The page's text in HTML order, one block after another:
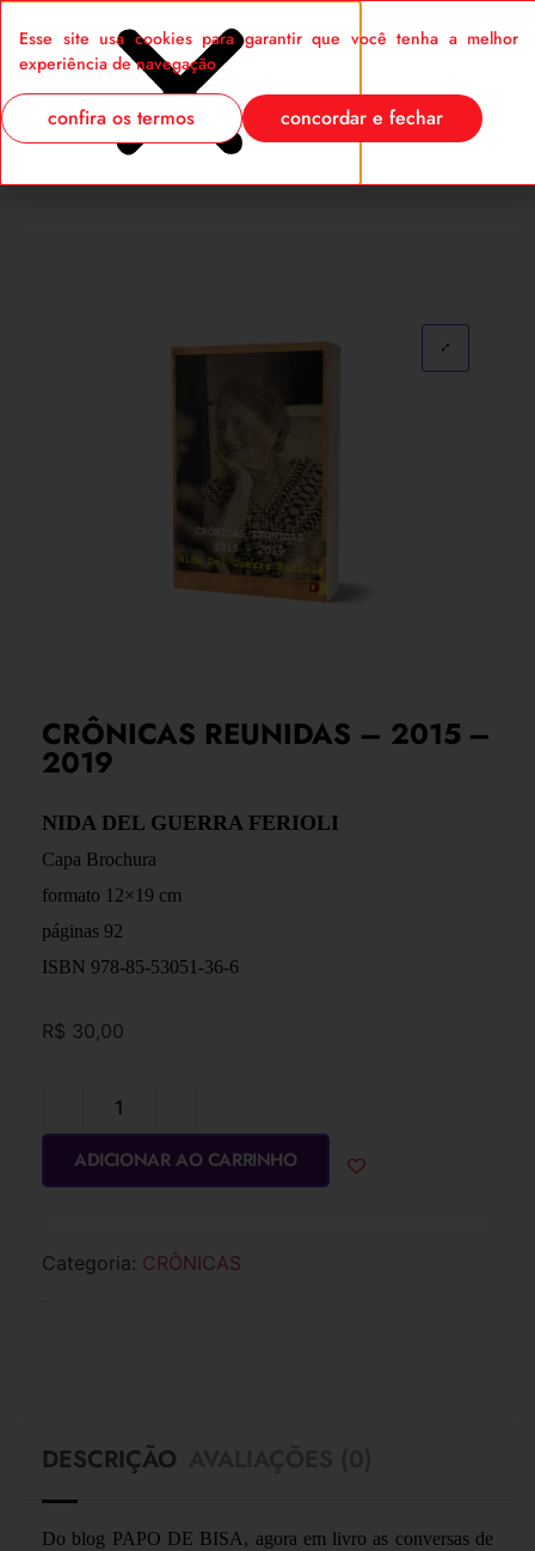
0
CRÔNICAS REUNIDAS – 2015 –
2019
NIDA DEL GUERRA FERIOLI
Capa Brochura
formato 12×19 cm
páginas 92
ISBN 978-85-53051-36-6
R$ 30,00
ADICIONAR AO CARRINHO
Categoria: CRÔNICAS
DESCRIÇÃO
Do blog PAPO DE BISA, agora em livro as conversas de
Esse site usa cookies para garantir que você tenha a melhor
experiência de navegação
confira os termos concordar e fechar